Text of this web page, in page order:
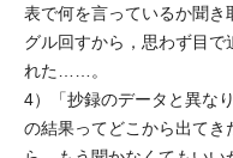
表で何を言っているか聞
グル回すから，思わず目
れた……。
4）「抄録のデータと異な
の結果ってどこから出て